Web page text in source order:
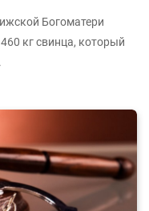
Богоматери
кг свинца, который